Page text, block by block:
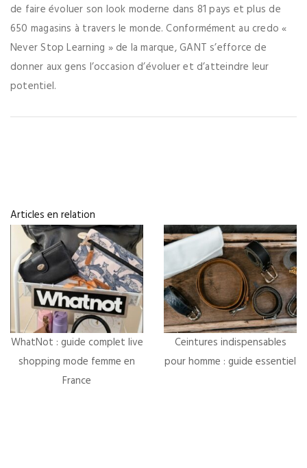
de faire évoluer son look moderne dans 81 pays et plus de
650 magasins à travers le monde. Conformément au credo «
Never Stop Learning » de la marque, GANT s’efforce de
donner aux gens l’occasion d’évoluer et d’atteindre leur
potentiel.
Articles en relation
WhatNot : guide complet live
shopping mode femme en
France
Ceintures indispensables
pour homme : guide essentiel